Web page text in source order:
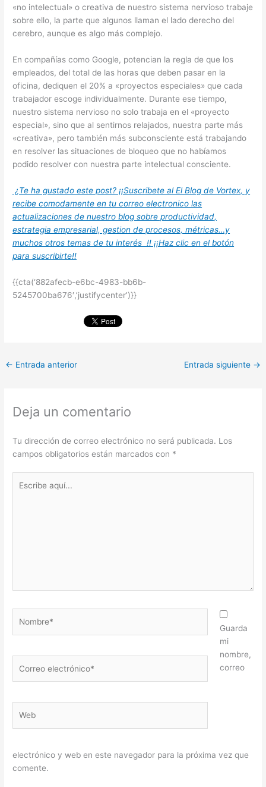
«no intelectual» o creativa de nuestro sistema nervioso trabaje
sobre ello, la parte que algunos llaman el lado derecho del
cerebro, aunque es algo más complejo.
En compañías como Google, potencian la regla de que los
empleados, del total de las horas que deben pasar en la
oficina, dediquen el 20% a «proyectos especiales» que cada
trabajador escoge individualmente. Durante ese tiempo,
nuestro sistema nervioso no solo trabaja en el «proyecto
especial», sino que al sentirnos relajados, nuestra parte más
«creativa», pero también más subconsciente está trabajando
en resolver las situaciones de bloqueo que no habíamos
podido resolver con nuestra parte intelectual consciente.
¿Te ha gustado este post? ¡¡Suscribete al El Blog de Vortex, y
recibe comodamente en tu correo electronico las
actualizaciones de nuestro blog sobre productividad,
estrategia empresarial, gestion de procesos, métricas…y
muchos otros temas de tu interés !! ¡¡Haz clic en el botón
para suscribirte!!
{{cta(‘882afecb-e6bc-4983-bb6b-
5245700ba676′,’justifycenter’)}}
← Entrada anterior Entrada siguiente →
Deja un comentario
Tu dirección de correo electrónico no será publicada. Los
campos obligatorios están marcados con *
aquí...
electrónico*
Guarda
mi
nombre,
correo
electrónico y web en este navegador para la próxima vez que
comente.